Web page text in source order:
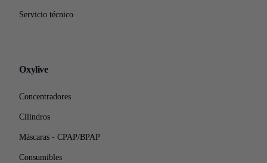
Servicio técnico
Oxylive
Concentradores
Cilindros
Máscaras - CPAP/BPAP
Consumibles